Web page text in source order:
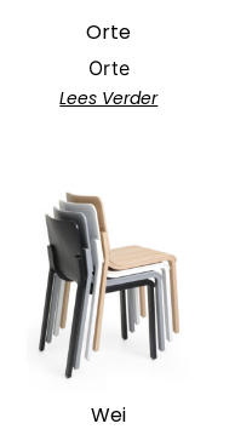
Orte
Orte
Lees Verder
Wei